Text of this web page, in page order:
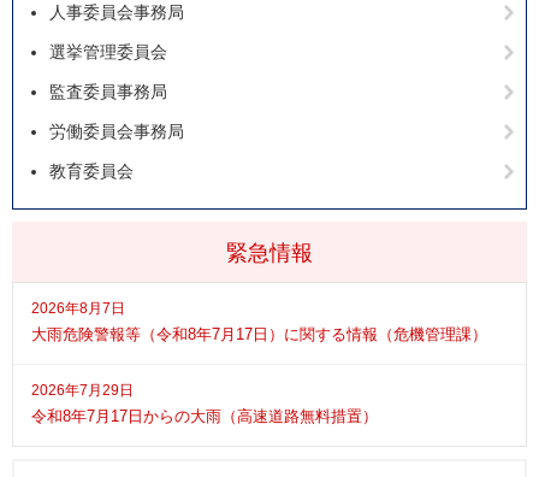
緊急情報
2026年8月7日
大雨危険警報等（令和8年7月17日）に関する情報（危機管理課）
2026年7月29日
令和8年7月17日からの大雨（高速道路無料措置）
人事委員会事務局
選挙管理委員会
監査委員事務局
労働委員会事務局
教育委員会